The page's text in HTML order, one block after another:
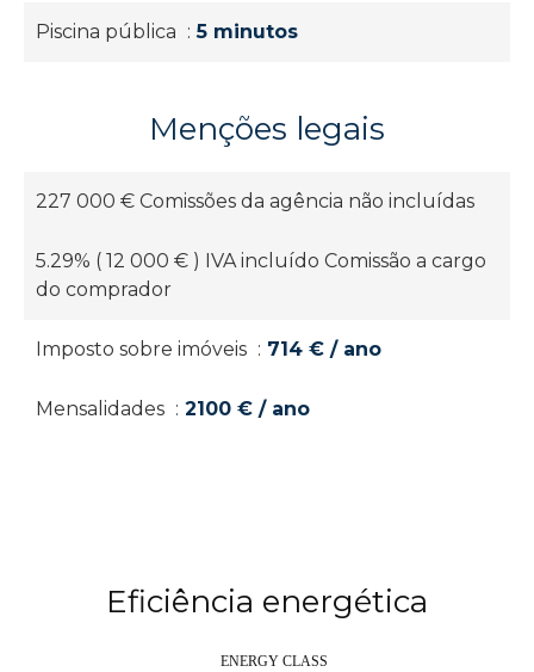
Piscina pública 5 minutos
Menções legais
227 000 € Comissões da agência não incluídas
5.29% ( 12 000 € ) IVA incluído Comissão a cargo
do comprador
Imposto sobre imóveis 714 € / ano
Mensalidades 2100 € / ano
Eficiência energética